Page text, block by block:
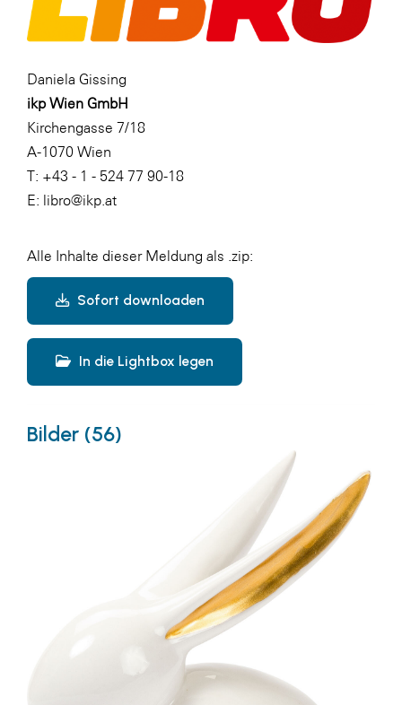
Daniela Gissing
ikp Wien GmbH
Kirchengasse 7/18
A-1070 Wien
T: +43 - 1 - 524 77 90-18
E: libro@ikp.at
Alle Inhalte dieser Meldung als .zip:
Sofort downloaden
In die Lightbox legen
Bilder (56)